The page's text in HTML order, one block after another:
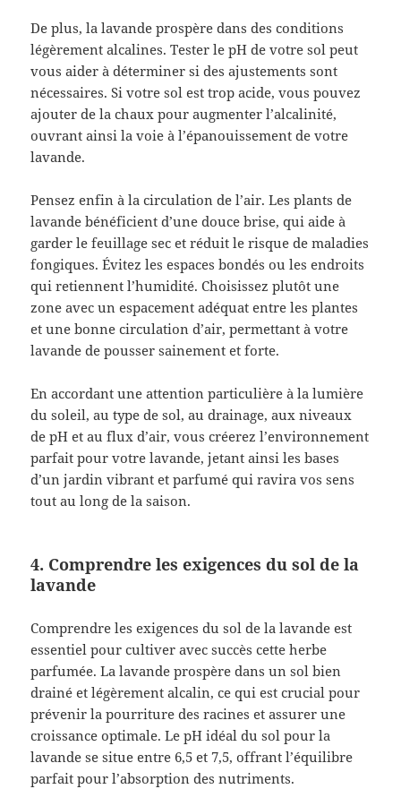
De plus, la lavande prospère dans des conditions
légèrement alcalines. Tester le pH de votre sol peut
vous aider à déterminer si des ajustements sont
nécessaires. Si votre sol est trop acide, vous pouvez
ajouter de la chaux pour augmenter l’alcalinité,
ouvrant ainsi la voie à l’épanouissement de votre
lavande.
Pensez enfin à la circulation de l’air. Les plants de
lavande bénéficient d’une douce brise, qui aide à
garder le feuillage sec et réduit le risque de maladies
fongiques. Évitez les espaces bondés ou les endroits
qui retiennent l’humidité. Choisissez plutôt une
zone avec un espacement adéquat entre les plantes
et une bonne circulation d’air, permettant à votre
lavande de pousser sainement et forte.
En accordant une attention particulière à la lumière
du soleil, au type de sol, au drainage, aux niveaux
de pH et au flux d’air, vous créerez l’environnement
parfait pour votre lavande, jetant ainsi les bases
d’un jardin vibrant et parfumé qui ravira vos sens
tout au long de la saison.
4. Comprendre les exigences du sol de la
lavande
Comprendre les exigences du sol de la lavande est
essentiel pour cultiver avec succès cette herbe
parfumée. La lavande prospère dans un sol bien
drainé et légèrement alcalin, ce qui est crucial pour
prévenir la pourriture des racines et assurer une
croissance optimale. Le pH idéal du sol pour la
lavande se situe entre 6,5 et 7,5, offrant l’équilibre
parfait pour l’absorption des nutriments.